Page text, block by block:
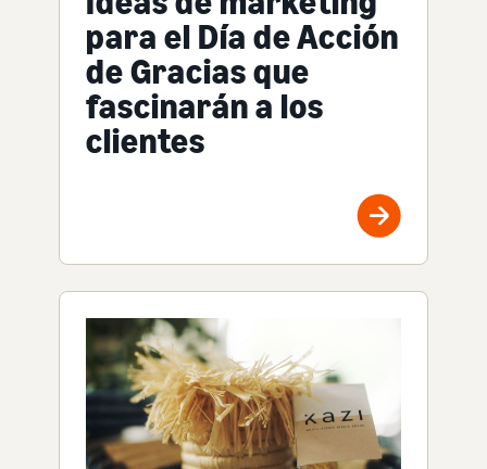
para el Día de Acción
de Gracias que
fascinarán a los
clientes